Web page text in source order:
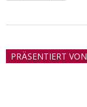
21PRÄSENTIERT VON